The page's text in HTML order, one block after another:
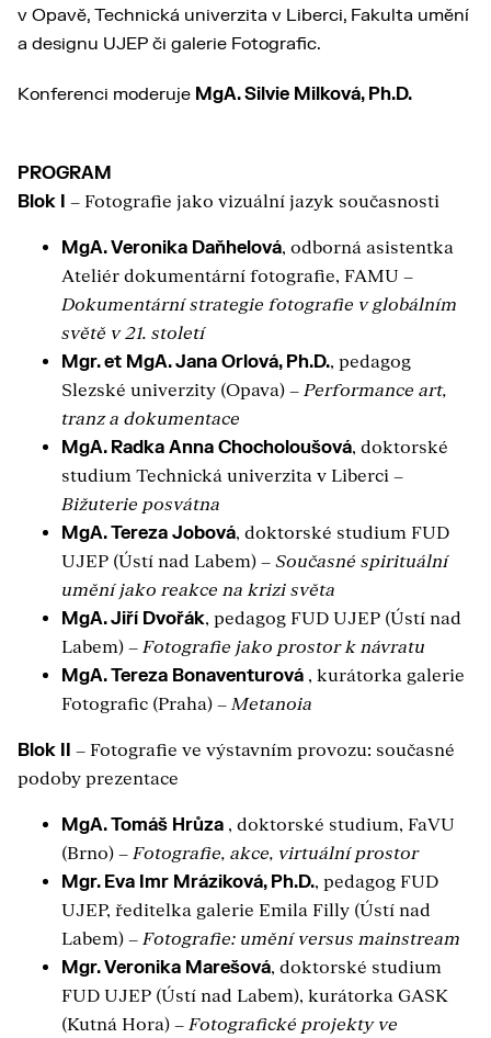
v Opavě, Technická univerzita v Liberci, Fakulta umění
a designu UJEP či galerie Fotografic.
Konferenci moderuje MgA. Silvie Milková, Ph.D.
PROGRAM
Blok I – Fotografie jako vizuální jazyk současnosti
MgA. Veronika Daňhelová, odborná asistentka
Ateliér dokumentární fotografie, FAMU –
Dokumentární strategie fotografie v globálním
světě v 21. století
Mgr. et MgA. Jana Orlová, Ph.D., pedagog
Slezské univerzity (Opava) – Performance art,
tranz a dokumentace
MgA. Radka Anna Chocholoušová, doktorské
studium Technická univerzita v Liberci –
Bižuterie posvátna
MgA. Tereza Jobová, doktorské studium FUD
UJEP (Ústí nad Labem) – Současné spirituální
umění jako reakce na krizi světa
MgA. Jiří Dvořák, pedagog FUD UJEP (Ústí nad
Labem) – Fotografie jako prostor k návratu
MgA. Tereza Bonaventurová , kurátorka galerie
Fotografic (Praha) – Metanoia
Blok II – Fotografie ve výstavním provozu: současné
podoby prezentace
MgA. Tomáš Hrůza , doktorské studium, FaVU
(Brno) – Fotografie, akce, virtuální prostor
Mgr. Eva Imr Mráziková, Ph.D., pedagog FUD
UJEP, ředitelka galerie Emila Filly (Ústí nad
Labem) – Fotografie: umění versus mainstream
Mgr. Veronika Marešová, doktorské studium
FUD UJEP (Ústí nad Labem), kurátorka GASK
(Kutná Hora) – Fotografické projekty ve